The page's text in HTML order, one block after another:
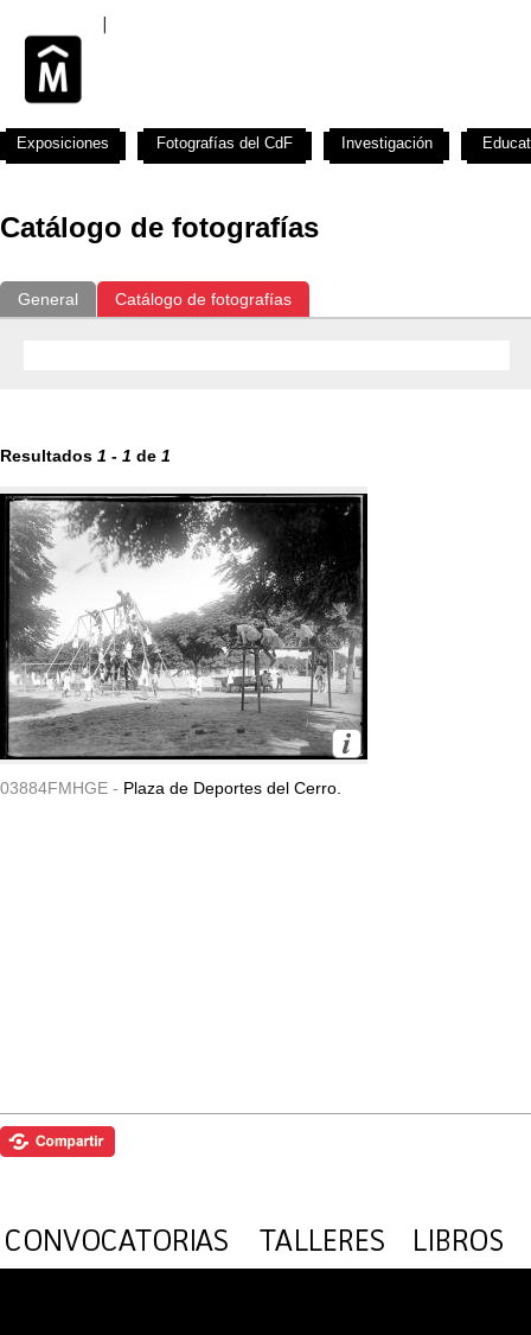
Catálogo de fotografías
General Catálogo de fotografías
Resultados 1 - 1 de 1
03884FMHGE - Plaza de Deportes del Cerro.
Exposiciones Fotografías del CdF Investigación